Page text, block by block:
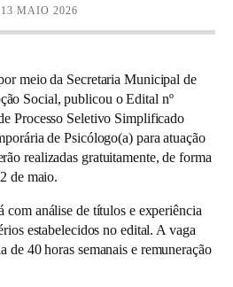
13 MAIO 2026
meio da Secretaria Municipal de
Social, publicou o Edital nº
Processo Seletivo Simplificado
de Psicólogo(a) para atuação
realizadas gratuitamente, de forma
de maio.
com análise de títulos e experiência
estabelecidos no edital. A vaga
de 40 horas semanais e remuneração